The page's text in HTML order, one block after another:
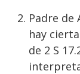
Padre de
hay
de 2 S